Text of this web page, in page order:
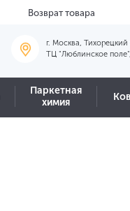
Возврат товара
г. Москва,
ТЦ "Люблинское
Паркетная
химия